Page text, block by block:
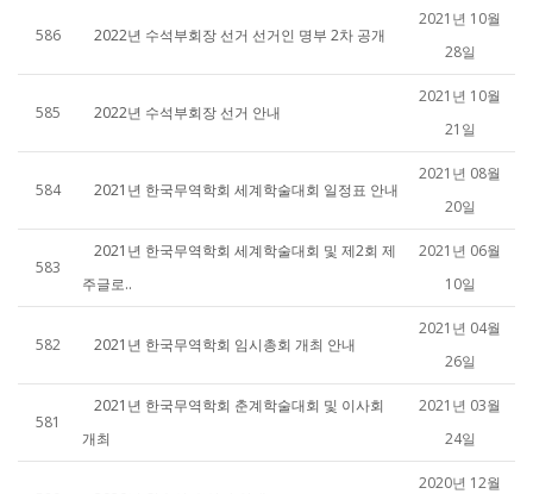
586 2022년 수석부회장 선거 선거인 명부 2차 공개
2021년 10월
28일
585 2022년 수석부회장 선거 안내
2021년 10월
21일
584 2021년 한국무역학회 세계학술대회 일정표 안내
2021년 08월
20일
583
2021년 한국무역학회 세계학술대회 및 제2회 제
주글로..
2021년 06월
10일
582 2021년 한국무역학회 임시총회 개최 안내
2021년 04월
26일
581
2021년 한국무역학회 춘계학술대회 및 이사회
개최
2021년 03월
24일
2020년 12월